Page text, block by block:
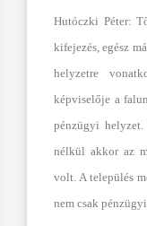
Hutóczki Péter:
kifejezés, egész
helyzetre
képviselője a
pénzügyi
nélkül akkor az
volt. A település
nem csak